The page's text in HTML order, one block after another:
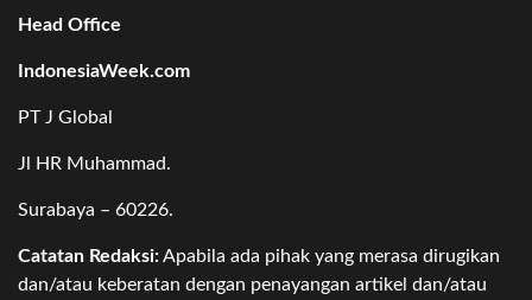
Head Office
IndonesiaWeek.com
PT J Global
Jl HR Muhammad.
Surabaya – 60226.
Catatan Redaksi:Apabila ada pihak yang merasa dirugikan
dan/atau keberatan dengan penayangan artikel dan/atau